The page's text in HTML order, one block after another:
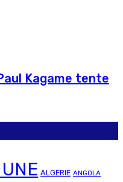
Kagame tente
ALGERIE ANGOLA